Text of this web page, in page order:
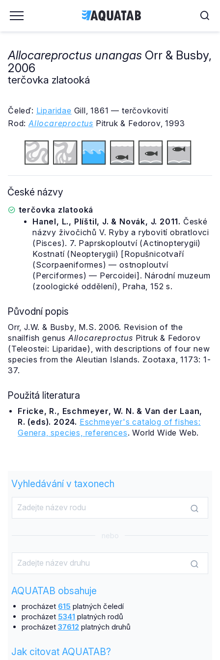
Allocareproctus unangas Orr & Busby,
2006
terčovka zlatooká
Čeleď: Liparidae Gill, 1861 — terčovkovití
Rod: Allocareproctus Pitruk & Fedorov, 1993
České názvy
terčovka zlatooká
Hanel, L., Plíštil, J. & Novák, J. 2011. České
názvy živočichů V. Ryby a rybovití obratlovci
(Pisces). 7. Paprskoploutví (Actinopterygii)
Kostnatí (Neopterygii) [Ropušnicotvaří
(Scorpaeniformes) — ostnoploutví
(Perciformes) — Percoidei]. Národní muzeum
(zoologické oddělení), Praha, 152 s.
Původní popis
Orr, J.W. & Busby, M.S. 2006. Revision of the
snailfish genusAllocareproctus Pitruk & Fedorov
(Teleostei: Liparidae), with descriptions of four new
species from the Aleutian Islands. Zootaxa, 1173: 1-
37.
Použitá literatura
Fricke, R., Eschmeyer, W. N. & Van der Laan,
R. (eds). 2024. Eschmeyer's catalog of fishes:
Genera, species, references. World Wide Web.
Vyhledávání v taxonech
nebo
AQUATAB obsahuje
procházet 615 platných čeledí
procházet 5341 platných rodů
procházet 37612 platných druhů
Jak citovat AQUATAB?